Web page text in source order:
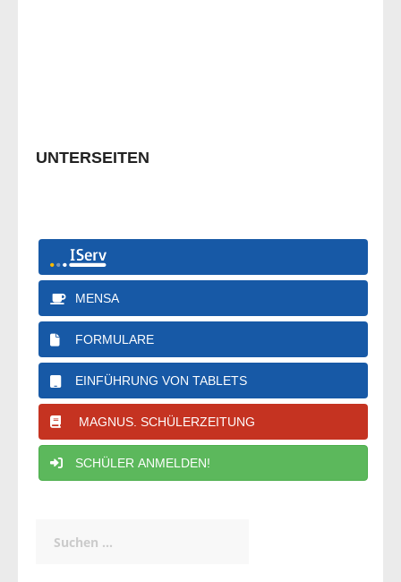
UNTERSEITEN
MENSA
FORMULARE
EINFÜHRUNG VON TABLETS
MAGNUS. SCHÜLERZEITUNG
SCHÜLER ANMELDEN!
nach: